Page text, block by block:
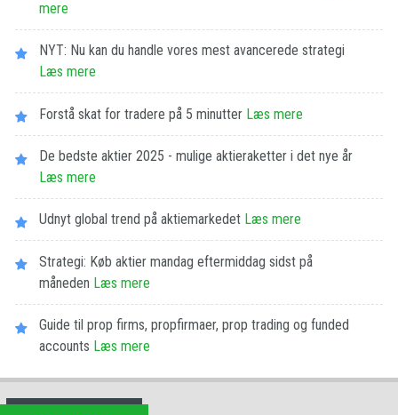
mere
NYT: Nu kan du handle vores mest avancerede strategi
Læs mere
Forstå skat for tradere på 5 minutter Læs mere
De bedste aktier 2025 - mulige aktieraketter i det nye år
Læs mere
Udnyt global trend på aktiemarkedet Læs mere
Strategi: Køb aktier mandag eftermiddag sidst på
måneden Læs mere
Guide til prop firms, propfirmaer, prop trading og funded
accounts Læs mere